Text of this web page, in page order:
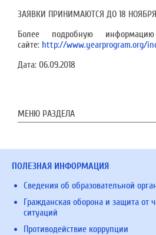
ЗАЯВКИ ПРИНИМАЮТСЯ ДО 18 НОЯБРЯ
Более подробную
сайте: http://www.yearprogram.org/
Дата: 06.09.2018
МЕНЮ РАЗДЕЛА
ПОЛЕЗНАЯ ИНФОРМАЦИЯ
Сведения об образовательной
Гражданская оборона и защита от
ситуаций
Противодействие коррупции